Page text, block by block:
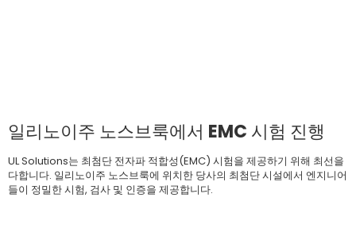
일리노이주 노스브룩에서 EMC 시험 진행
UL Solutions는 최첨단 전자파 적합성(EMC) 시험을 제공하기 위해 최선을
다합니다. 일리노이주 노스브룩에 위치한 당사의 최첨단 시설에서 엔지니어
들이 정밀한 시험, 검사 및 인증을 제공합니다.